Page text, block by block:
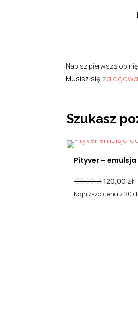
Napisz pierwszą
Musisz się
Szukasz
Pityver – emulsja
130,00złPierwotna
cena
120,00 zł
Najniższa cena z 30